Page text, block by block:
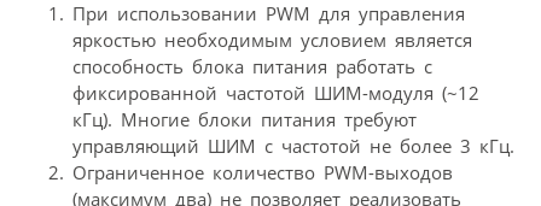
При использовании PWM для управления
яркостью необходимым условием является
способность блока питания работать с
фиксированной частотой ШИМ-модуля (~12
кГц). Многие блоки питания требуют
управляющий ШИМ с частотой не более 3 кГц.
Ограниченное количество PWM-выходов
(максимум два) не позволяет реализовать